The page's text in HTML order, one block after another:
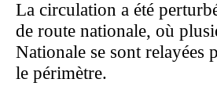
La circulation a été
de route nationale, où
Nationale se sont relayées
le périmètre.